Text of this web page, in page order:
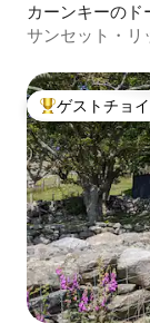
カーンキーのド
サンセット・リ
大好評のゲス
ゲストチョ